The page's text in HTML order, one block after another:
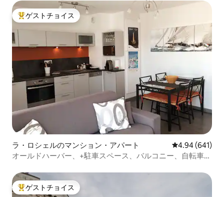
大好評のゲストチョイスです。
ゲストチョイス
ラ・ロシェルのマンション・アパート レビュー641
4.94 (641)
オールドハーバー、+駐車スペース、バルコニー、自転車2
大好評のゲストチョイスです。
ゲストチョイス